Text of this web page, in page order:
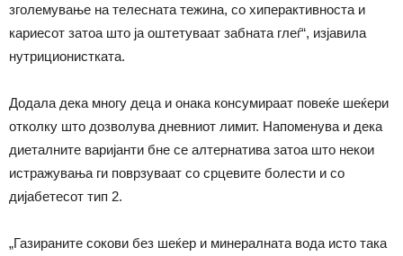
зголемување на телесната тежина, со хиперактивноста и
кариесот затоа што ја оштетуваат забната глеѓ“, изјавила
нутриционистката.
Додала дека многу деца и онака консумираат повеќе шеќери
отколку што дозволува дневниот лимит. Напоменува и дека
диеталните варијанти бне се алтернатива затоа што некои
истражувања ги поврзуваат со срцевите болести и со
дијабетесот тип 2.
„Газираните сокови без шеќер и минералната вода исто така